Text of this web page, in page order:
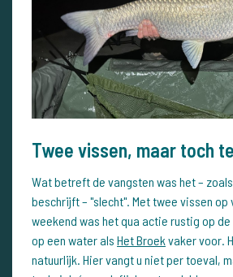
Twee vissen, maar toch
Wat betreft de vangsten was het –
beschrijft – "slecht". Met twee vissen op
weekend was het qua actie rustig op
op een water als Het Broek vaker voor.
natuurlijk. Hier vangt u niet per toeval,